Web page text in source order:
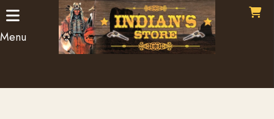
Menu
Panneau de gestion des cookies